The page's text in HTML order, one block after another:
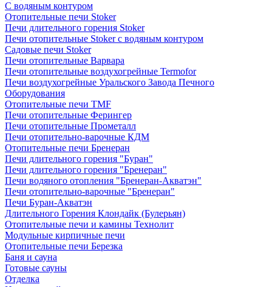
C водяным контуром
Отопительные печи Stoker
Печи длительного горения Stoker
Печи отопительные Stoker с водяным контуром
Садовые печи Stoker
Печи отопительные Варвара
Печи отопительные воздухогрейные Termofor
Печи воздухогрейные Уральского Завода Печного
Оборудования
Отопительные печи TMF
Печи отопительные Ферингер
Печи отопительные Прометалл
Печи отопительно-варочные КДМ
Отопительные печи Бренеран
Печи длительного горения "Буран"
Печи длительного горения "Бренеран"
Печи водяного отопления "Бренеран-Акватэн"
Печи отопительно-варочные "Бренеран"
Печи Буран-Акватэн
Длительного Горения Клондайк (Булерьян)
Отопительные печи и камины Технолит
Модульные кирпичные печи
Отопительные печи Березка
Баня и сауна
Готовые сауны
Отделка